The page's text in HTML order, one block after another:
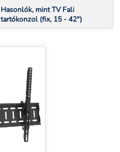
Hasonlók, mint TV Fali
tartókonzol (fix, 15 - 42")